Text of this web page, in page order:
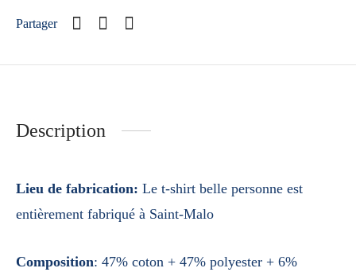
Partager
Description
Lieu de fabrication: Le t-shirt belle personne est
entièrement fabriqué à Saint-Malo
Composition: 47% coton + 47% polyester + 6%